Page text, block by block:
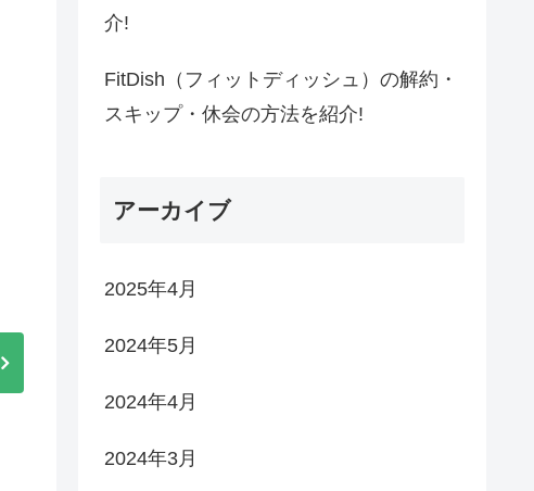
介!
FitDish（フィットディッシュ）の解約・
スキップ・休会の方法を紹介!
アーカイブ
2025年4月
2024年5月
2024年4月
2024年3月